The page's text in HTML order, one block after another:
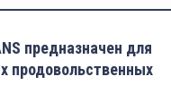
предназначен для
продовольственных